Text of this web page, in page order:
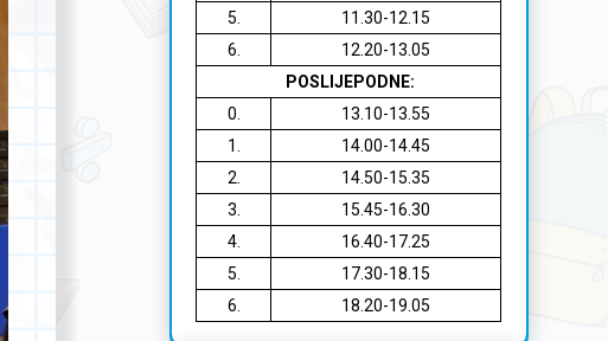
5.
11.30-12.15
6.
12.20-13.05
POSLIJEPODNE:
0.
13.10-13.55
1.
14.00-14.45
2.
14.50-15.35
3.
15.45-16.30
4.
16.40-17.25
5.
17.30-18.15
6.
18.20-19.05